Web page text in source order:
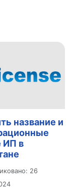
название и
ИП в
о26